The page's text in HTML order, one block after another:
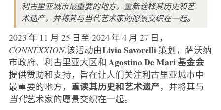
利古里亚城市最重要的地方，重新诠释其历史和艺
术遗产，并将其与当代艺术家的愿景交织在一起。
2023 年 11 月 25 日至 2024 年 4 月 27 日，
CONNEXXION.该活动由Livia Savorelli策划，萨沃纳
市政府、利古里亚大区和 Agostino De Mari 基金会
提供赞助和支持，旨在让人们关注利古里亚城市中
最重要的地方， 重读其历史和艺术遗产，并将其与
当代艺术家的愿景交织在一起。